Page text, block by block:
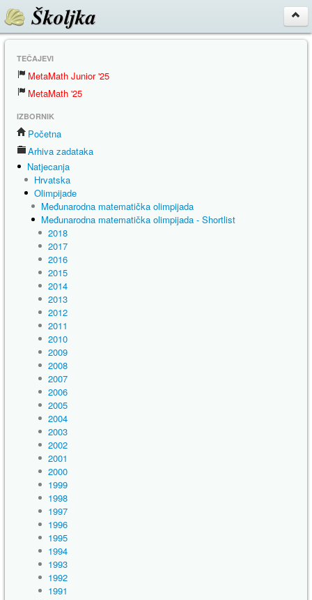
Školjka
TEČAJEVI
MetaMath Junior '25
MetaMath '25
IZBORNIK
Početna
Arhiva zadataka
Natjecanja
Hrvatska
Olimpijade
Međunarodna matematička olimpijada
Međunarodna matematička olimpijada - Shortlist
2018
2017
2016
2015
2014
2013
2012
2011
2010
2009
2008
2007
2006
2005
2004
2003
2002
2001
2000
1999
1998
1997
1996
1995
1994
1993
1992
1991